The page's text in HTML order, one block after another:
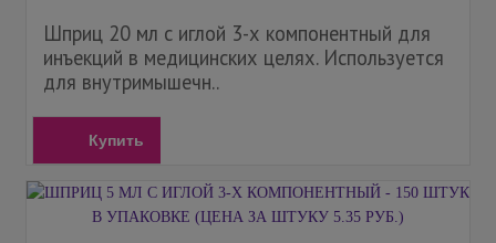
Шприц 20 мл с иглой 3-х компонентный для
инъекций в медицинских целях. Используется
для внутримышечн..
Купить